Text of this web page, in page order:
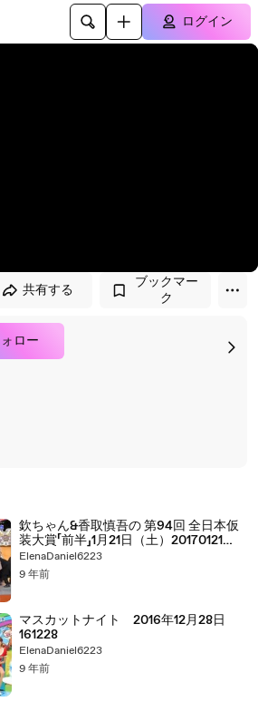
ップ
ログイン
共有する
ブックマー
ク
ロー
欽ちゃん&香取慎吾の 第94回 全日本仮
装大賞「前半」1月21日（土）20170121
part 2/2
ElenaDaniel6223
9 年前
マスカットナイト 2016年12月28日
161228
ElenaDaniel6223
9 年前